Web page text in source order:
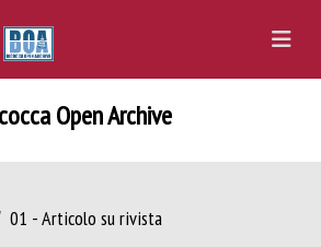
Open Archive
01 - Articolo su rivista